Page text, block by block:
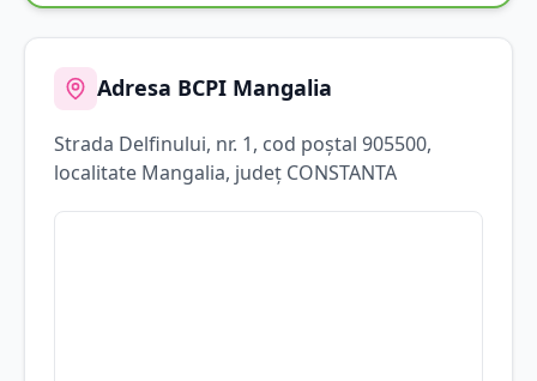
Adresa BCPI Mangalia
Strada Delfinului, nr. 1, cod poștal 905500,
localitate Mangalia, județ CONSTANTA